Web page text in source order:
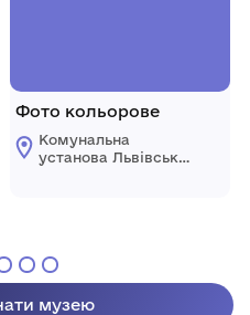
Фото кольорове
Комунальна
установа Львівської
Львові"
музею